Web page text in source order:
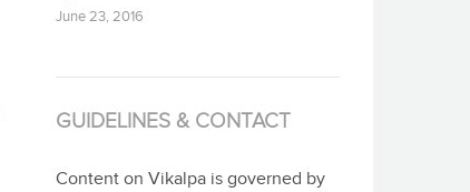
June 23, 2016
GUIDELINES & CONTACT
Content on Vikalpa is governed by